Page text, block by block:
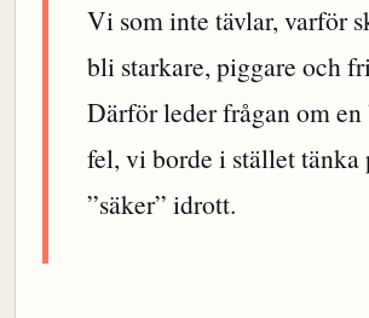
Vi som inte tävlar, varför
bli starkare, piggare och
Därför leder frågan om
fel, vi borde i stället tänka
”säker” idrott.